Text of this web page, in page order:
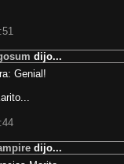
dijo...
Genial!
dijo...